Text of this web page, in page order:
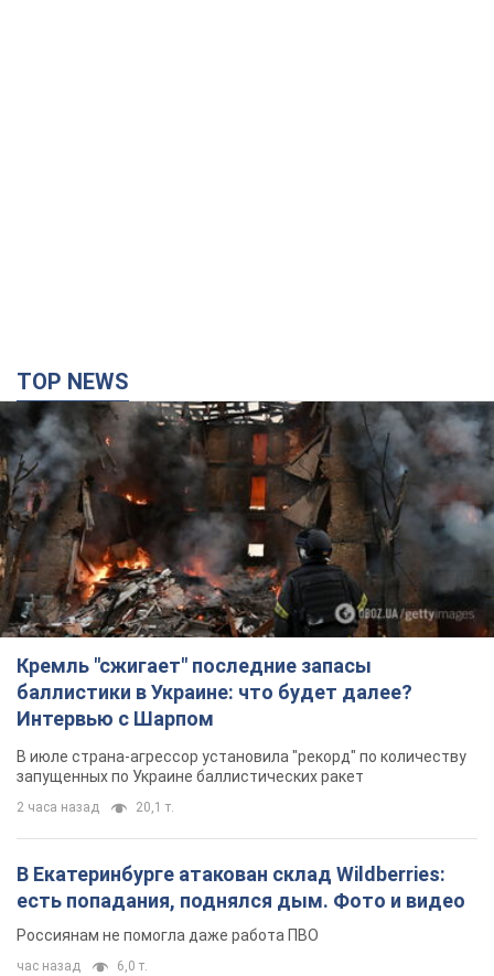
TOP NEWS
Кремль "сжигает" последние запасы
баллистики в Украине: что будет далее?
Интервью с Шарпом
В июле страна-агрессор установила "рекорд" по количеству
запущенных по Украине баллистических ракет
2 часа назад 20,1 т.
В Екатеринбурге атакован склад Wildberries:
есть попадания, поднялся дым. Фото и видео
Россиянам не помогла даже работа ПВО
час назад 6,0 т.